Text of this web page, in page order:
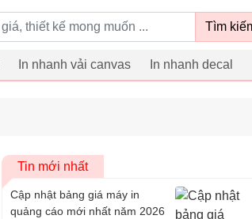
Tìm
In nhanh vải canvas In nhanh decal
Tin mới nhất
Cập nhật bảng giá máy in
quảng cáo mới nhất năm 2026